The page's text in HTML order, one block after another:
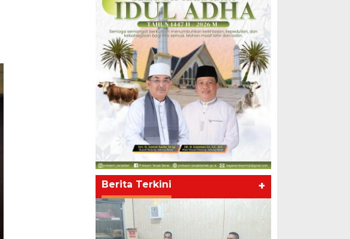
Berita Terkini +